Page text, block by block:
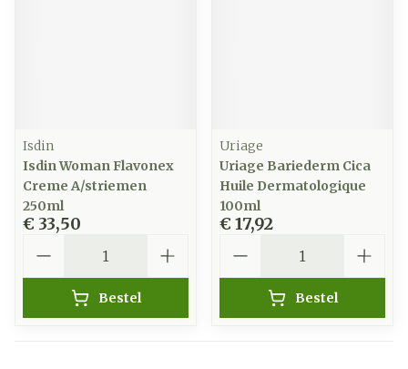
Isdin
Isdin Woman Flavonex
Creme A/striemen
250ml
€ 33,50
Bestel
Uriage
Uriage Bariederm Cica
Huile Dermatologique
100ml
€ 17,92
Bestel